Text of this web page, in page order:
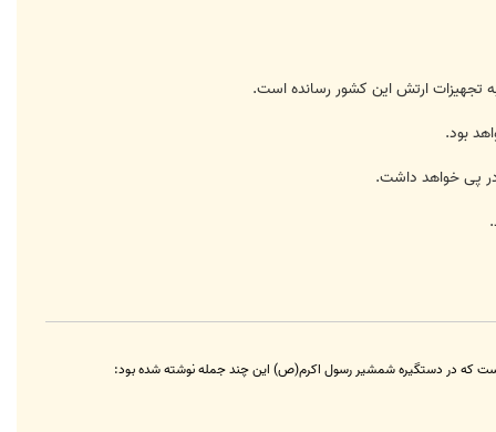
تجهیزات ارتش این کشور رسانده است.
در پی خواهد داشت.
است که در دستگیره شمشیر رسول اکرم(ص) این چند جمله نوشته شده بود: